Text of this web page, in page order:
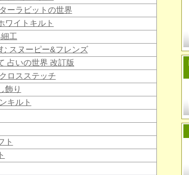
ーラビットの世界
ワイトキルト
工
スヌーピー&フレンズ
占いの世界 改訂版
ロスステッチ
飾り
キルト
ト